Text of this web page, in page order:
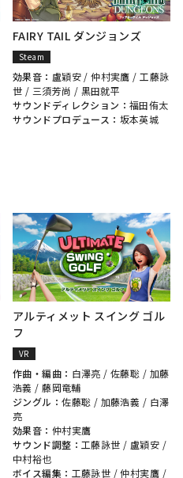
FAIRY TAIL ダンジョンズ
Steam
効果音： 盧穎安/仲村実鷹 /工藤詠
世 / 三須芳尚 / 黒田就平
サウンドディレクション：福田侑太
サウンドプロデュース： 坂本英城
アルティメット スイング ゴル
フ
VR
作曲・編曲： 白澤亮 /佐藤聡 / 加藤
浩義 /藤岡竜輔
ジングル：佐藤聡 / 加藤浩義 / 白澤
亮
効果音： 仲村実鷹
サウンド調整： 工藤詠世 / 盧穎安 /
中村裕也
ボイス編集： 工藤詠世 /仲村実鷹 /